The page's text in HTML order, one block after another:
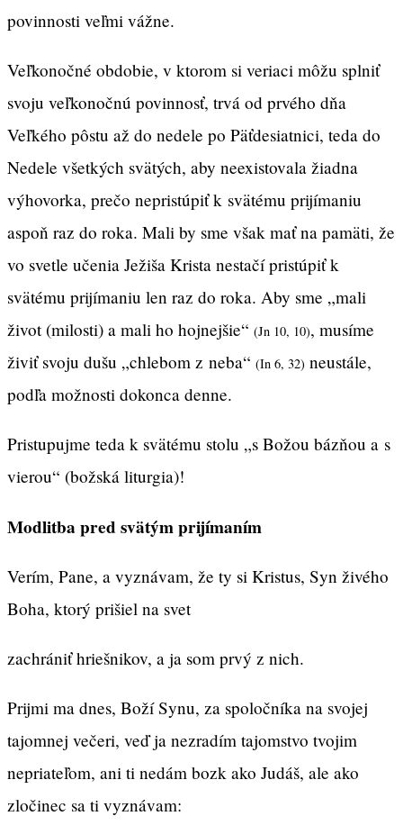
povinnosti veľmi vážne.
Veľkonočné obdobie, v ktorom si veriaci môžu splniť
svoju veľkonočnú povinnosť, trvá od prvého dňa
Veľkého pôstu až do nedele po Päťdesiatnici, teda do
Nedele všetkých svätých, aby neexistovala žiadna
výhovorka, prečo nepristúpiť k svätému prijímaniu
aspoň raz do roka. Mali by sme však mať na pamäti, že
vo svetle učenia Ježiša Krista nestačí pristúpiť k
svätému prijímaniu len raz do roka. Aby sme „mali
život (milosti) a mali ho hojnejšie“ (Jn 10, 10), musíme
živiť svoju dušu „chlebom z neba“ (In 6, 32) neustále,
podľa možnosti dokonca denne.
Pristupujme teda k svätému stolu „s Božou bázňou a s
vierou“ (božská liturgia)!
Modlitba pred svätým prijímaním
Verím, Pane, a vyznávam, že ty si Kristus, Syn živého
Boha, ktorý prišiel na svet
zachrániť hriešnikov, a ja som prvý z nich.
Prijmi ma dnes, Boží Synu, za spoločníka na svojej
tajomnej večeri, veď ja nezradím tajomstvo tvojim
nepriateľom, ani ti nedám bozk ako Judáš, ale ako
zločinec sa ti vyznávam: